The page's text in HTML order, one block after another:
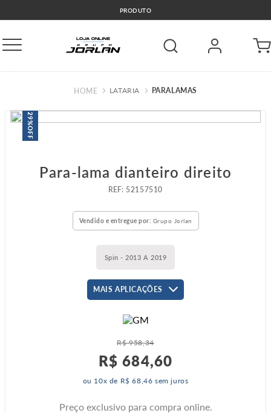
PRODUTO
LATARIA PARALAMAS
29%
OFF
Para-lama dianteiro direito
: 52157510
Vendido e entregue por: Grupo Jorlan
Spin - 2013 A 2019
MAIS APLICAÇÕES
R$ 958,34
R$ 684,60
ou 10x de R$ 68 ,46 sem juros
Preço exclusivo para compra online.